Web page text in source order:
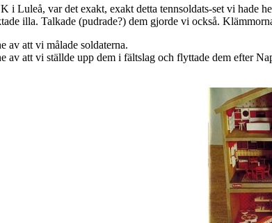
i Luleå, var det exakt, exakt detta tennsoldats-set vi hade
illa. Talkade (pudrade?) dem gjorde vi också.
av att vi målade soldaterna.
av att vi ställde upp dem i fältslag och flyttade dem efter